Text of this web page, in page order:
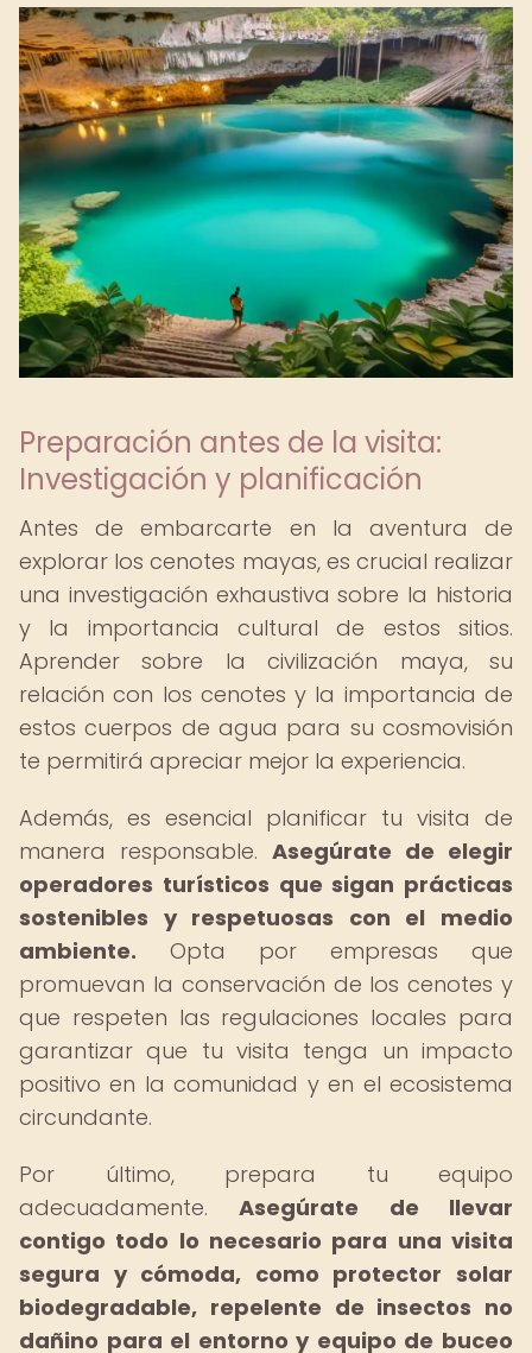
Preparación antes de la visita:
Investigación y planificación
Antes de embarcarte en la aventura de
explorar los cenotes mayas, es crucial realizar
una investigación exhaustiva sobre la historia
y la importancia cultural de estos sitios.
Aprender sobre la civilización maya, su
relación con los cenotes y la importancia de
estos cuerpos de agua para su cosmovisión
te permitirá apreciar mejor la experiencia.
Además, es esencial planificar tu visita de
manera responsable. Asegúrate de elegir
operadores turísticos que sigan prácticas
sostenibles y respetuosas con el medio
ambiente. Opta por empresas que
promuevan la conservación de los cenotes y
que respeten las regulaciones locales para
garantizar que tu visita tenga un impacto
positivo en la comunidad y en el ecosistema
circundante.
Por último, prepara tu equipo
adecuadamente.Asegúrate de llevar
contigo todo lo necesario para una visita
segura y cómoda, como protector solar
biodegradable, repelente de insectos no
dañino para el entorno y equipo de buceo